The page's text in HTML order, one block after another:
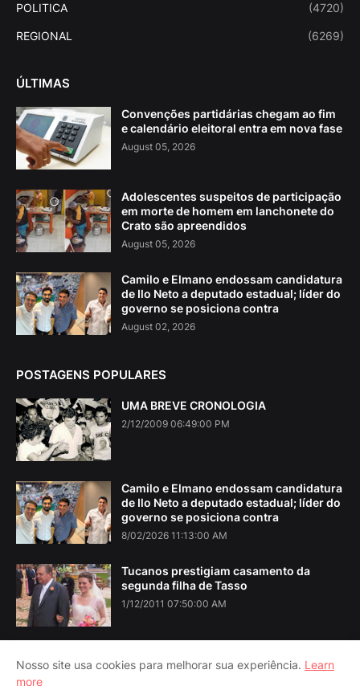
POLITICA (4720)
REGIONAL (6269)
ÚLTIMAS
Convenções partidárias chegam ao fim
e calendário eleitoral entra em nova fase
August 05, 2026
Adolescentes suspeitos de participação
em morte de homem em lanchonete do
Crato são apreendidos
August 05, 2026
Camilo e Elmano endossam candidatura
de Ilo Neto a deputado estadual; líder do
governo se posiciona contra
August 02, 2026
POSTAGENS POPULARES
UMA BREVE CRONOLOGIA
2/12/2009 06:49:00 PM
Camilo e Elmano endossam candidatura
de Ilo Neto a deputado estadual; líder do
governo se posiciona contra
8/02/2026 11:13:00 AM
Tucanos prestigiam casamento da
segunda filha de Tasso
1/12/2011 07:50:00 AM
Nosso site usa cookies para melhorar sua experiência. Learn
more